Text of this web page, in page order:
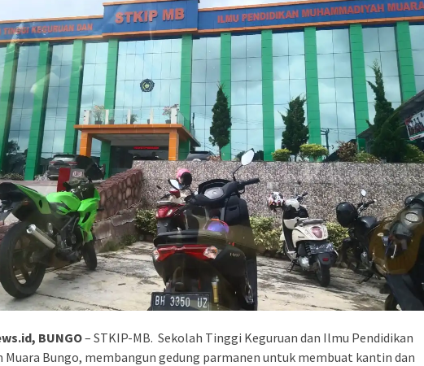
BUNGO– STKIP-MB. Sekolah Tinggi Keguruan dan Ilmu Pendidikan
Muara Bungo, membangun gedung parmanen untuk membuat kantin dan